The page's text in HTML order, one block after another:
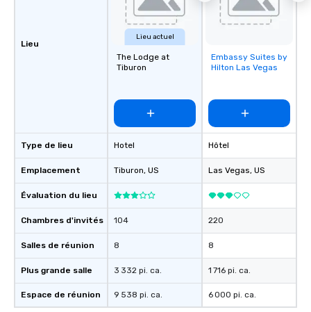
Lieu
Type de lieu
Emplacement
Évaluation du lieu
Chambres d'invités
Salles de réunion
Plus grande salle
Espace de réunion
Lieu actuel
The Lodge at
Tiburon
Hotel
Tiburon, US
104
8
3 332 pi. ca.
9 538 pi. ca.
Removed from
favorites
Embassy Suites by
Hilton Las Vegas
Hôtel
Las Vegas, US
220
8
1 716 pi. ca.
6 000 pi. ca.